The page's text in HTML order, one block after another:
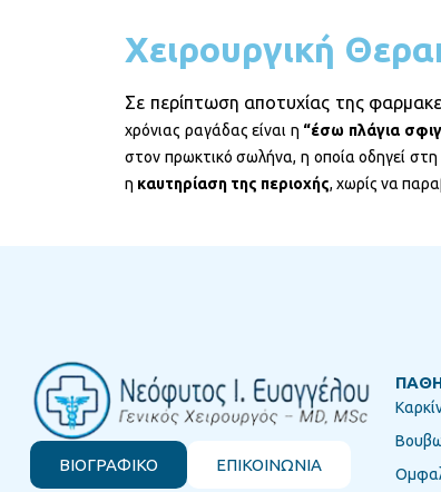
Χειρουργική
Σε περίπτωση αποτυχίας της
χρόνιας ραγάδας είναι η “έσω πλάγια
στον πρωκτικό σωλήνα, η οποία οδηγεί
η καυτηρίαση της περιοχής, χωρίς να
ΒΙΟΓΡΑΦΙΚΟ ΕΠΙΚΟΙΝΩΝΙΑ